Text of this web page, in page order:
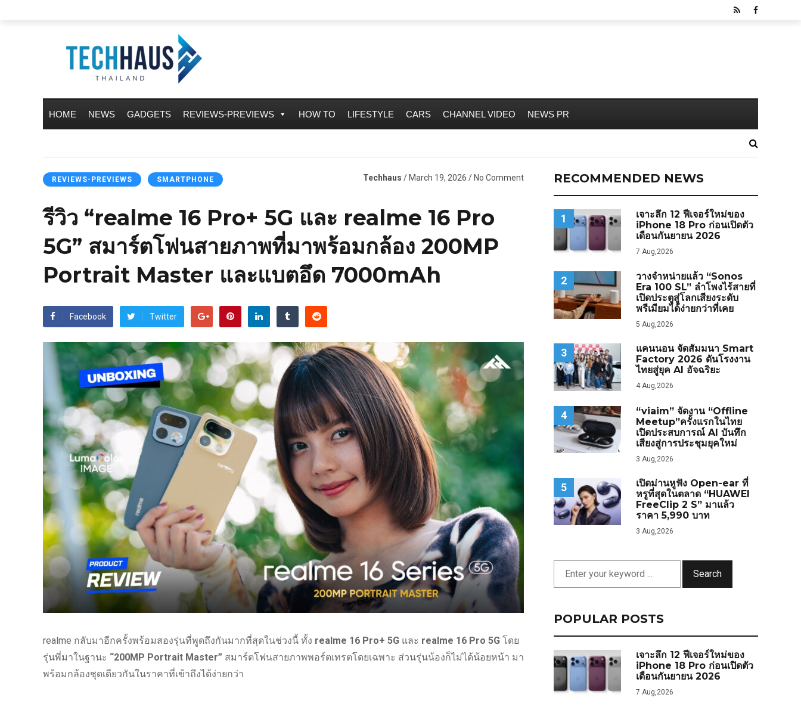
HOME NEWS GADGETS REVIEWS-PREVIEWS HOW TO LIFESTYLE CARS CHANNEL VIDEO NEWS PR
REVIEWS-PREVIEWS SMARTPHONE Techhaus / March 19, 2026 / No Comment
รีวิว “realme 16 Pro+ 5G และ realme 16 Pro
5G” สมาร์ตโฟนสายภาพที่มาพร้อมกล้อง 200MP
Portrait Master และแบตอึด 7000mAh
Facebook Twitter
realme กลับมาอีกครั้งพร้อมสองรุ่นที่พูดถึงกันมากที่สุดในช่วงนี้ ทั้ง realme 16 Pro+ 5G และ realme 16 Pro 5G โดย
รุ่นพี่มาในฐานะ “200MP Portrait Master” สมาร์ตโฟนสายภาพพอร์ตเทรตโดยเฉพาะ ส่วนรุ่นน้องก็ไม่ได้น้อยหน้า มา
พร้อมกล้องชุดเดียวกันในราคาที่เข้าถึงได้ง่ายกว่า
RECOMMENDED NEWS
1
เจาะลึก 12 ฟีเจอร์ใหม่ของ
iPhone 18 Pro ก่อนเปิดตัว
เดือนกันยายน 2026
7 Aug,2026
2
วางจำหน่ายแล้ว “Sonos
Era 100 SL” ลำโพงไร้สายที่
เปิดประตูสู่โลกเสียงระดับ
พรีเมียมได้ง่ายกว่าที่เคย
5 Aug,2026
3
แคนนอน จัดสัมมนา Smart
Factory 2026 ดันโรงงาน
ไทยสู่ยุค AI อัจฉริยะ
4 Aug,2026
4
“viaim” จัดงาน “Offline
Meetup”ครั้งแรกในไทย
เปิดประสบการณ์ AI บันทึก
เสียงสู่การประชุมยุคใหม่
3 Aug,2026
5
เปิดม่านหูฟัง Open-ear ที่
หรูที่สุดในตลาด “HUAWEI
FreeClip 2 S” มาแล้ว
ราคา 5,990 บาท
3 Aug,2026
Search
POPULAR POSTS
เจาะลึก 12 ฟีเจอร์ใหม่ของ
iPhone 18 Pro ก่อนเปิดตัว
เดือนกันยายน 2026
7 Aug,2026